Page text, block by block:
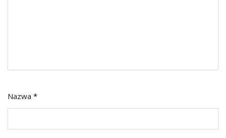
Nazwa *